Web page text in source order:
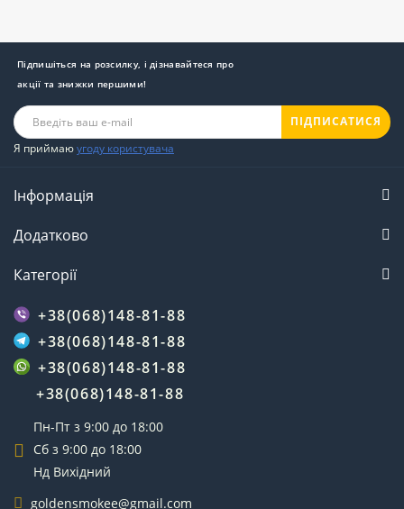
Підпишіться на розсилку, і дізнавайтеся про
акції та знижки першими!
ПІДПИСАТИСЯ
Я приймаюугоду користувача
Інформація
Додатково
Категорії
+38(068)148-81-88
+38(068)148-81-88
+38(068)148-81-88
+38(068)148-81-88
Пн-Пт з 9:00 до 18:00
Сб з 9:00 до 18:00
Нд Вихідний
goldensmokee@gmail.com